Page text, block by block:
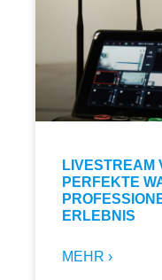
LIVESTREAM
PERFEKTE
ERLEBNIS
MEHR ›